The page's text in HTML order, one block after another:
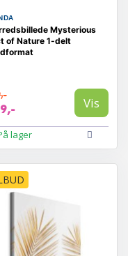
Mysterious
of Nature 1-delt
Vis
lager